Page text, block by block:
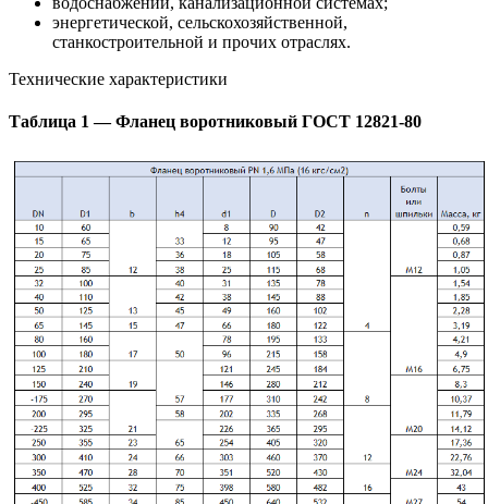
энергетической, сельскохозяйственной,
станкостроительной и прочих отраслях.
Технические характеристики
Таблица 1 — Фланец воротниковый ГОСТ 12821-80